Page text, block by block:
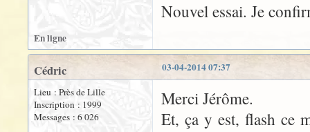
Nouvel essai. Je
En ligne
03-04-2014 07:37
Cédric
Lieu : Près de Lille
Inscription : 1999
Messages : 6 026
Merci Jérôme.
Et, ça y est, flash ce